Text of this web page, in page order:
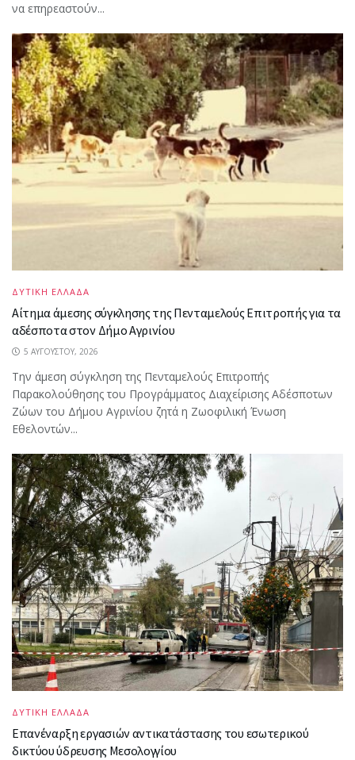
να επηρεαστούν...
ΔΥΤΙΚΗ ΕΛΛΑΔΑ
Αίτημα άμεσης σύγκλησης της Πενταμελούς Επιτροπής για τα
αδέσποτα στον Δήμο Αγρινίου
5 ΑΥΓΟΎΣΤΟΥ, 2026
Την άμεση σύγκληση της Πενταμελούς Επιτροπής
Παρακολούθησης του Προγράμματος Διαχείρισης Αδέσποτων
Ζώων του Δήμου Αγρινίου ζητά η Ζωοφιλική Ένωση
Εθελοντών...
ΔΥΤΙΚΗ ΕΛΛΑΔΑ
Επανέναρξη εργασιών αντικατάστασης του εσωτερικού
δικτύου ύδρευσης Μεσολογγίου